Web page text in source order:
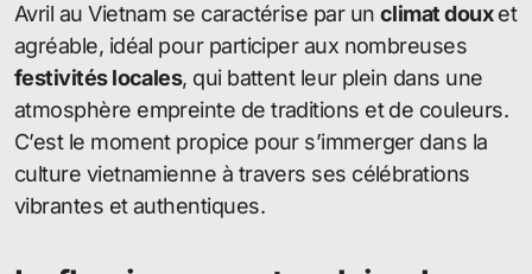
Avril au Vietnam se caractérise par un climat douxet
agréable, idéal pour participer aux nombreuses
festivités locales, qui battent leur plein dans une
atmosphère empreinte de traditions et de couleurs.
C’est le moment propice pour s’immerger dans la
culture vietnamienne à travers ses célébrations
vibrantes et authentiques.